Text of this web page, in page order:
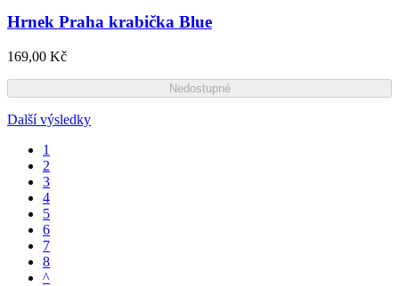
Hrnek Praha krabička Blue
169,00 Kč
Nedostupné
Další výsledky
1
2
3
4
5
6
7
8
^